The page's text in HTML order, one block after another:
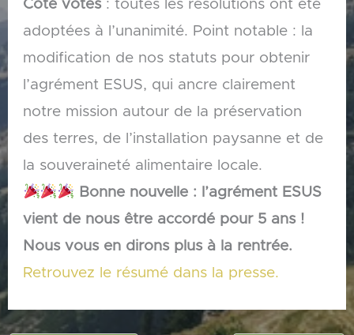
Côté votes: toutes les résolutions ont été
adoptées à l’unanimité. Point notable : la
modification de nos statuts pour obtenir
l’agrément ESUS, qui ancre clairement
notre mission autour de la préservation
des terres, de l’installation paysanne et de
la souveraineté alimentaire locale.
Bonne nouvelle : l’agrément ESUS
vient de nous être accordé pour 5 ans !
Nous vous en dirons plus à la rentrée.
Retrouvez le résumé dans la presse.